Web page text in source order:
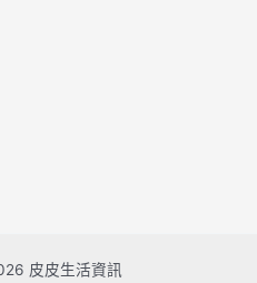
皮皮生活資訊